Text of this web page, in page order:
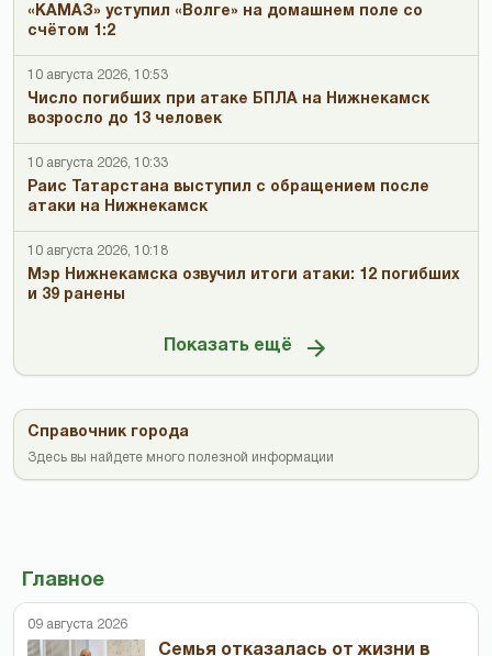
«КАМАЗ» уступил «Волге» на домашнем поле со
счётом 1:2
10 августа 2026, 10:53
Число погибших при атаке БПЛА на Нижнекамск
возросло до 13 человек
10 августа 2026, 10:33
Раис Татарстана выступил с обращением после
атаки на Нижнекамск
10 августа 2026, 10:18
Мэр Нижнекамска озвучил итоги атаки: 12 погибших
и 39 ранены
Показать ещё
Справочник города
Здесь вы найдете много полезной информации
Главное
09 августа 2026
Семья отказалась от жизни в